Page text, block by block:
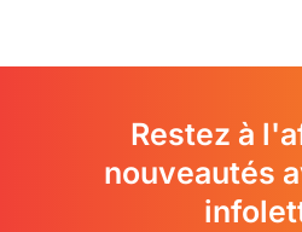
Restez à
nouveautés